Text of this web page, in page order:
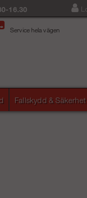
16.30
Service hela vägen
Fallskydd & Säkerhet